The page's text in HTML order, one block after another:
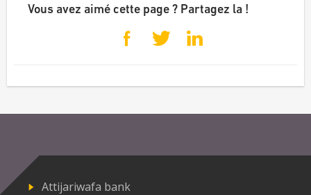
Vous avez aimé cette page ? Partagez la !
Attijariwafa bank